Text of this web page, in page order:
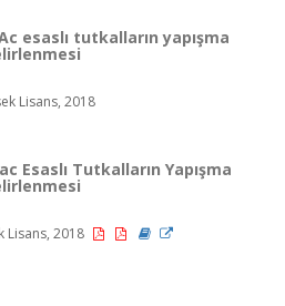
esaslı tutkalların yapışma
Lisans, 2018
Esaslı Tutkalların Yapışma
Lisans, 2018